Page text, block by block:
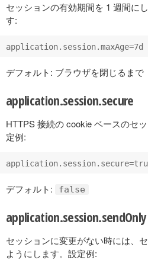
セッションの有効期間を 1 週間に
す:
デフォルト: ブラウザを閉じるまで
application.session.secure
HTTPS 接続の cookie ベースのセ
定例:
デフォルト: false
セッションに変更がない時には、
ようにします。設定例: